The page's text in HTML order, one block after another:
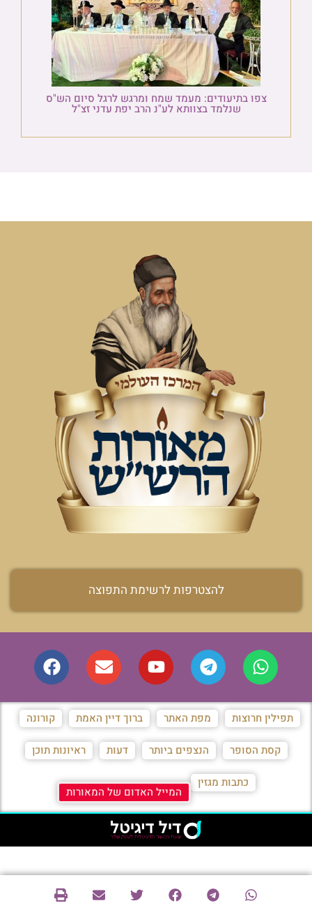
צפו בתיעודים: מעמד שמח ומרגש לרגל סיום הש"ס
שנלמד בצוותא לע"נ הרב יפת עדני זצ"ל
להצטרפות לרשימת התפוצה
תפילין חרוצות מפת האתר ברוך דיין האמת קורונה
קסת הסופר הנצפים ביותר דעות ראיונות תוכן
כתבות מגזין
המייל האדום של המאורות